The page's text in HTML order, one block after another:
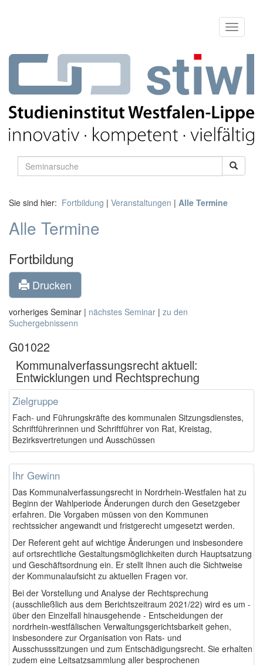
Sie sind hier: Fortbildung | Veranstaltungen | Alle Termine
Alle Termine
Fortbildung
Drucken
vorheriges Seminar | nächstes Seminar | zu den
Suchergebnissenn
G01022
Kommunalverfassungsrecht aktuell:
Entwicklungen und Rechtsprechung
Zielgruppe
Fach- und Führungskräfte des kommunalen Sitzungsdienstes,
Schriftführerinnen und Schriftführer von Rat, Kreistag,
Bezirksvertretungen und Ausschüssen
Ihr Gewinn
Das Kommunalverfassungsrecht in Nordrhein-Westfalen hat zu
Beginn der Wahlperiode Änderungen durch den Gesetzgeber
erfahren. Die Vorgaben müssen von den Kommunen
rechtssicher angewandt und fristgerecht umgesetzt werden.
Der Referent geht auf wichtige Änderungen und insbesondere
auf ortsrechtliche Gestaltungsmöglichkeiten durch Hauptsatzung
und Geschäftsordnung ein. Er stellt Ihnen auch die Sichtweise
der Kommunalaufsicht zu aktuellen Fragen vor.
Bei der Vorstellung und Analyse der Rechtsprechung
(ausschließlich aus dem Berichtszeitraum 2021/22) wird es um -
über den Einzelfall hinausgehende - Entscheidungen der
nordrhein-westfälischen Verwaltungsgerichtsbarkeit gehen,
insbesondere zur Organisation von Rats- und
Ausschusssitzungen und zum Entschädigungsrecht. Sie erhalten
zudem eine Leitsatzsammlung aller besprochenen